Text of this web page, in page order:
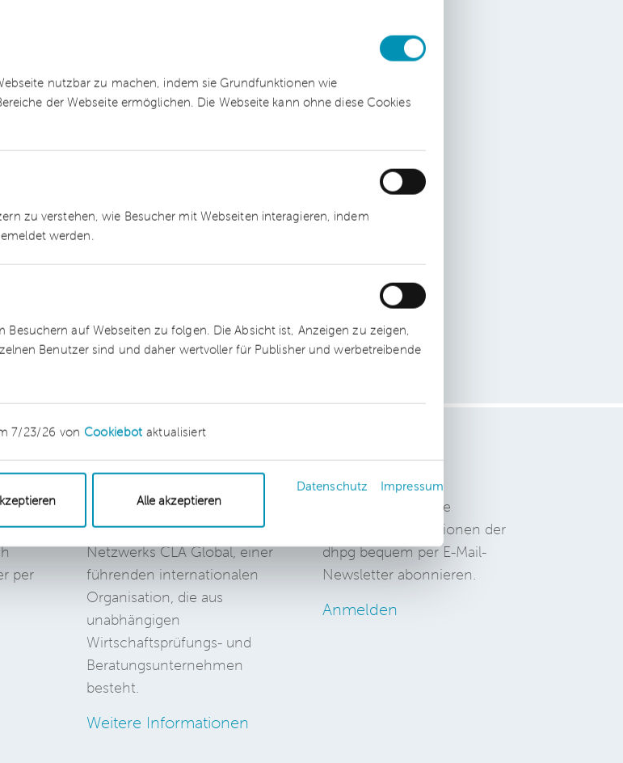
nutzbar zu machen, indem sie Grundfunktionen wie
der Webseite ermöglichen. Die Webseite kann ohne diese Cookies
zu verstehen, wie Besucher mit Webseiten interagieren, indem
werden.
Besuchern auf Webseiten zu folgen. Die Absicht ist, Anzeigen zu zeigen,
Benutzer sind und daher wertvoller für Publisher und werbetreibende
7/23/26 von Cookiebot aktualisiert
Alle akzeptieren
Datenschutz Impressum
spezialisiert hat. Das
an zehn Standorten zu
von 3,1 Milliarden US-Dollar zu
Im Schwerpunkt befasst sich
für Insolvenzrecht wird
Pfalz als Sachverständige,
legt sie dabei auf die
im Insolvenzausschuss der
Insolvenzverwalter Deutschlands e.V.
per
CLA Global
Die dhpg ist ein
unabhängiges Mitglied des
Netzwerks CLA Global, einer
führenden internationalen
Organisation, die aus
unabhängigen
Wirtschaftsprüfungs- und
Beratungsunternehmen
besteht.
Weitere Informationen
Newsletter
Hier können Sie die
aktuellen Informationen der
dhpg bequem per E-Mail-
Newsletter abonnieren.
Anmelden